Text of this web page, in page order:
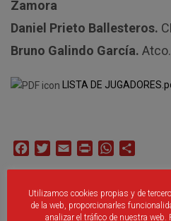
Zamora
Daniel Prieto Ballesteros.
Bruno Galindo García.
LISTA DE
FacebookTwitterEmail Print WhatsApp
Publicaciones Relacionadas:
Utilizamos cookies propias y de
de la web, proporcionarles
analizar el tráfico de nuestra web.